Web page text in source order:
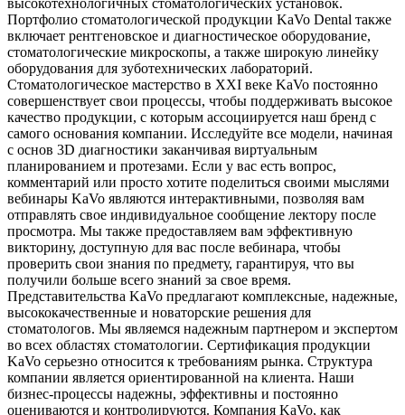
Портфолио стоматологической продукции KaVo Dental также
включает рентгеновское и диагностическое оборудование,
стоматологические микроскопы, а также широкую линейку
оборудования для зуботехнических лабораторий.
Стоматологическое мастерство в XXI веке KaVo постоянно
совершенствует свои процессы, чтобы поддерживать высокое
качество продукции, с которым ассоциируется наш бренд с
самого основания компании. Исследуйте все модели, начиная
с основ 3D диагностики заканчивая виртуальным
планированием и протезами. Если у вас есть вопрос,
комментарий или просто хотите поделиться своими мыслями
вебинары KaVo являются интерактивными, позволяя вам
отправлять свое индивидуальное сообщение лектору после
просмотра. Мы также предоставляем вам эффективную
викторину, доступную для вас после вебинара, чтобы
проверить свои знания по предмету, гарантируя, что вы
получили больше всего знаний за свое время.
Представительства KaVo предлагают комплексные, надежные,
высококачественные и новаторские решения для
стоматологов. Мы являемся надежным партнером и экспертом
во всех областях стоматологии. Сертификация продукции
KaVo серьезно относится к требованиям рынка. Структура
компании является ориентированной на клиента. Наши
бизнес-процессы надежны, эффективны и постоянно
оцениваются и контролируются. Компания KaVo, как